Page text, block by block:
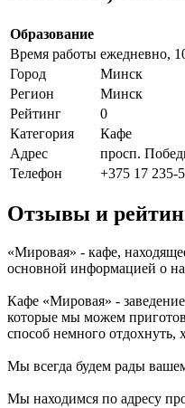
Образование
Время работы ежедневно,
Город
Минск
Регион
Минск
Рейтинг
0
Категория
Кафе
Адрес
просп.
Телефон
+375 17 235-
Отзывы и
«Мировая» - кафе,
основной информацией о
Кафе «Мировая» -
которые мы можем
способ немного отдохнуть,
Мы всегда будем рады
Мы находимся по адресу